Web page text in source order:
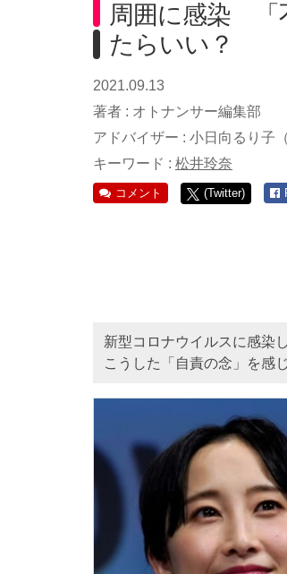
周囲に感染 「
たらいい？
2021.09.13
著者 : オトナンサー編集部
アドバイザー : 小日向るり子
キーワード : 松井玲奈
コメント (Twitter)
新型コロナウイルスに感染
こうした「自責の念」を感